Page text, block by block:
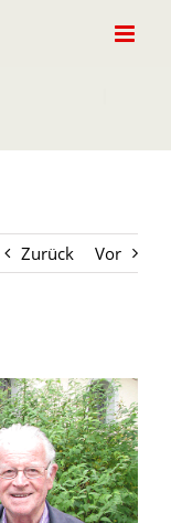
Zurück Vor